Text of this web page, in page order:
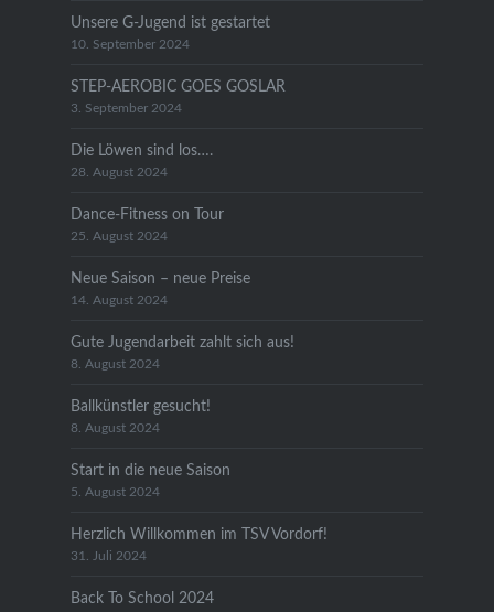
Unsere G-Jugend ist gestartet
10. September 2024
STEP-AEROBIC GOES GOSLAR
3. September 2024
Die Löwen sind los….
28. August 2024
Dance-Fitness on Tour
25. August 2024
Neue Saison – neue Preise
14. August 2024
Gute Jugendarbeit zahlt sich aus!
8. August 2024
Ballkünstler gesucht!
8. August 2024
Start in die neue Saison
5. August 2024
Herzlich Willkommen im TSV Vordorf!
31. Juli 2024
Back To School 2024